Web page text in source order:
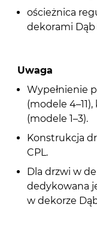
ościeżnica
dekorami Dąb
Uwaga
Wypełnienie
(modele
(modele 1–3).
Konstrukcja
CPL.
Dla drzwi w
dedykowana
w dekorze